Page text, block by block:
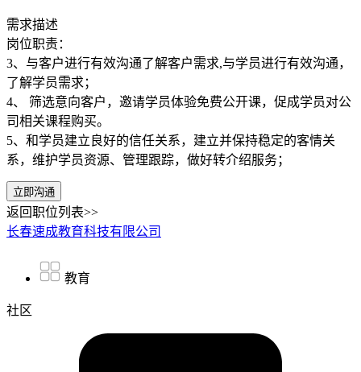
需求描述
岗位职责：
3、与客户进行有效沟通了解客户需求,与学员进行有效沟通，
了解学员需求；
4、 筛选意向客户，邀请学员体验免费公开课，促成学员对公
司相关课程购买。
5、和学员建立良好的信任关系，建立并保持稳定的客情关
系，维护学员资源、管理跟踪，做好转介绍服务；
立即沟通
返回职位列表>>
长春速成教育科技有限公司
教育
社区